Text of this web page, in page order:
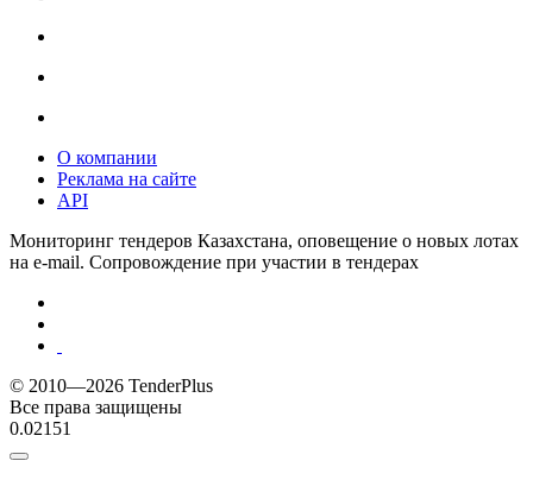
О компании
Реклама на сайте
API
Мониторинг тендеров Казахстана, оповещение о новых лотах
на e-mail. Сопровождение при участии в тендерах
© 2010—2026 TenderPlus
Все права защищены
0.02151